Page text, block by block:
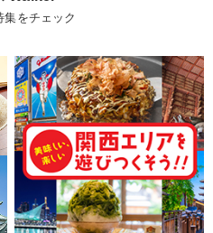
集をチェック